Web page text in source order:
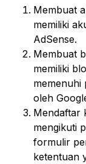
Membuat
memiliki
AdSense.
Membuat
memiliki
memenuhi
oleh
Mendaftar
mengikuti
formulir
ketentuan